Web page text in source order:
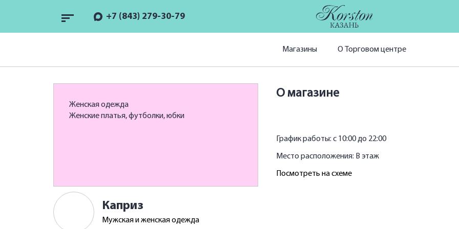
+7 (843) 279-30-79
Магазины О Торговом центре
Женская одежда
Женские платья, футболки, юбки
Каприз
Мужская и женская одежда
О магазине
График работы: с 10:00 до 22:00
Место расположения: B этаж
Посмотреть на схеме